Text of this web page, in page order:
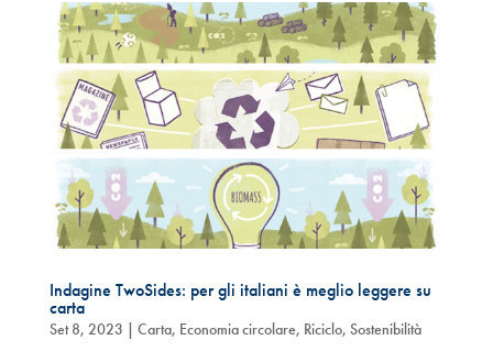
Indagine TwoSides: per gli italiani è meglio leggere su
carta
Set 8, 2023 | Carta, Economia circolare, Riciclo, Sostenibilità